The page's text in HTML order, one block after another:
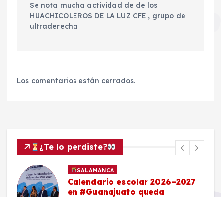
Se nota mucha actividad de de los
HUACHICOLEROS DE LA LUZ CFE , grupo de
ultraderecha
Los comentarios están cerrados.
¿Te lo perdiste?
SALAMANCA
Calendario escolar 2026–2027
en #Guanajuato queda